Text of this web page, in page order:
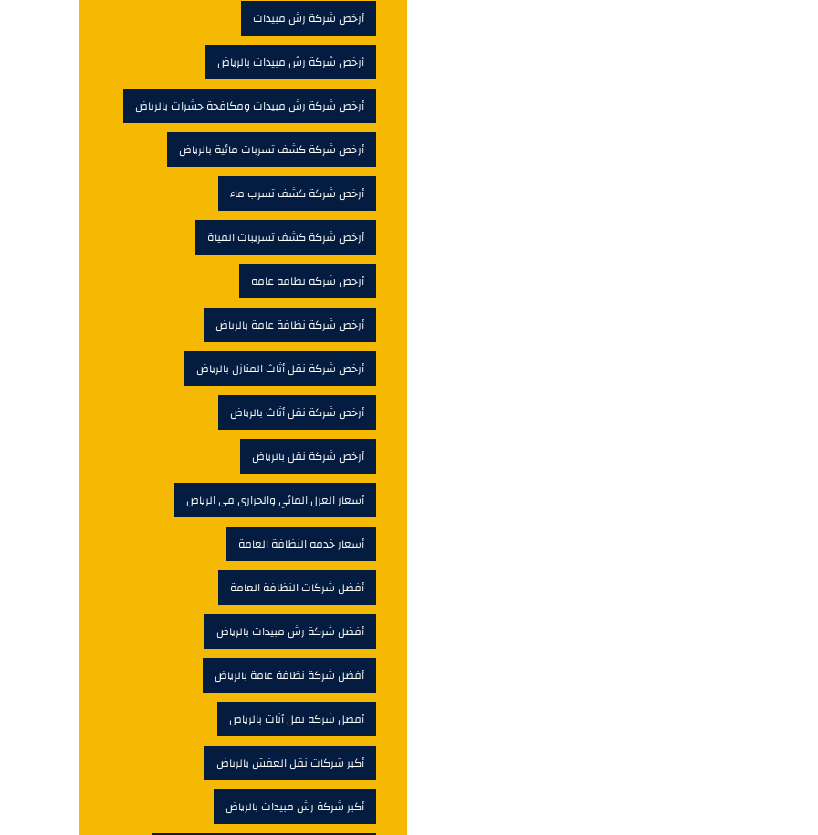
أرخص شركة رش مبيدات
أرخص شركة رش مبيدات بالرياض
أرخص شركة رش مبيدات ومكافحة حشرات بالرياض
أرخص شركة كشف تسربات مائية بالرياض
أرخص شركة كشف تسرب ماء
أرخص شركة كشف تسريبات المياة
أرخص شركة نظافة عامة
أرخص شركة نظافة عامة بالرياض
أرخص شركة نقل أثاث المنازل بالرياض
أرخص شركة نقل أثاث بالرياض
أرخص شركة نقل بالرياض
أسعار العزل المائي والحرارى فى الرياض
أسعار خدمه النظافة العامة
أفضل شركات النظافة العامة
أفضل شركة رش مبيدات بالرياض
أفضل شركة نظافة عامة بالرياض
أفضل شركة نقل أثاث بالرياض
أكبر شركات نقل العفش بالرياض
أكبر شركة رش مبيدات بالرياض